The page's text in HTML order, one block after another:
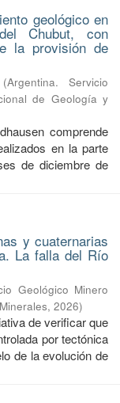
geológico en
Chubut, con
la provisión de
(Argentina. Servicio
de Geología y
comprende
en la parte
de diciembre de
y cuaternarias
La falla del Río
Geológico Minero
, 2026)
de verificar que
por tectónica
de la evolución de